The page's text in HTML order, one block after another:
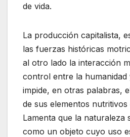
de vida.
La producción capitalista,
las fuerzas históricas
al otro lado la interacción
control entre la humanidad
impide, en otras palabras,
de sus elementos
Lamenta que la naturaleza
como un objeto cuyo uso